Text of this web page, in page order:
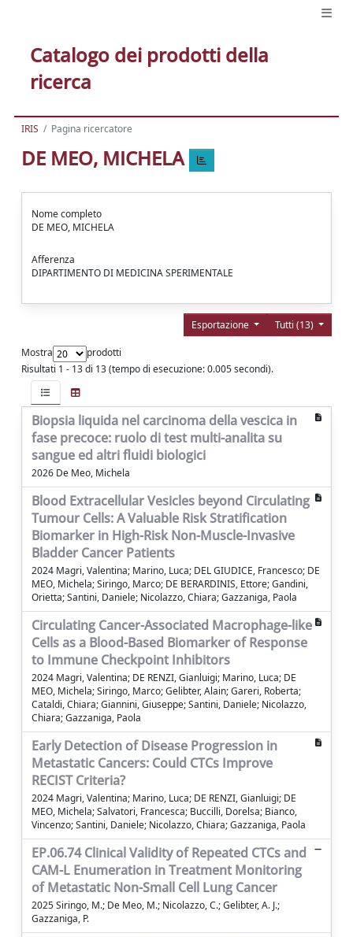
Catalogo dei prodotti della
ricerca
IRIS Pagina ricercatore
DE MEO, MICHELA
Nome completo
DE MEO, MICHELA
Afferenza
DIPARTIMENTO DI MEDICINA SPERIMENTALE
Tutti (13)
Esportazione
Mostra
prodotti
Risultati 1 - 13 di 13 (tempo di esecuzione: 0.005 secondi).
Biopsia liquida nel carcinoma della vescica in
fase precoce: ruolo di test multi-analita su
sangue ed altri fluidi biologici
2026 De Meo, Michela
Blood Extracellular Vesicles beyond Circulating
Tumour Cells: A Valuable Risk Stratification
Biomarker in High-Risk Non-Muscle-Invasive
Bladder Cancer Patients
2024 Magri, Valentina; Marino, Luca; DEL GIUDICE, Francesco; DE
MEO, Michela; Siringo, Marco; DE BERARDINIS, Ettore; Gandini,
Orietta; Santini, Daniele; Nicolazzo, Chiara; Gazzaniga, Paola
Circulating Cancer-Associated Macrophage-like
Cells as a Blood-Based Biomarker of Response
to Immune Checkpoint Inhibitors
2024 Magri, Valentina; DE RENZI, Gianluigi; Marino, Luca; DE
MEO, Michela; Siringo, Marco; Gelibter, Alain; Gareri, Roberta;
Cataldi, Chiara; Giannini, Giuseppe; Santini, Daniele; Nicolazzo,
Chiara; Gazzaniga, Paola
Early Detection of Disease Progression in
Metastatic Cancers: Could CTCs Improve
RECIST Criteria?
2024 Magri, Valentina; Marino, Luca; DE RENZI, Gianluigi; DE
MEO, Michela; Salvatori, Francesca; Buccilli, Dorelsa; Bianco,
Vincenzo; Santini, Daniele; Nicolazzo, Chiara; Gazzaniga, Paola
EP.06.74 Clinical Validity of Repeated CTCs and
CAM-L Enumeration in Treatment Monitoring
of Metastatic Non-Small Cell Lung Cancer
2025 Siringo, M.; De Meo, M.; Nicolazzo, C.; Gelibter, A. J.;
Gazzaniga, P.